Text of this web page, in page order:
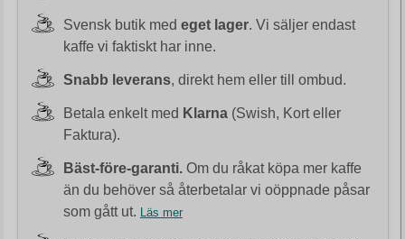
Svensk butik med eget lager. Vi säljer endast
kaffe vi faktiskt har inne.
Snabb leverans, direkt hem eller till ombud.
Betala enkelt med Klarna(Swish, Kort eller
Faktura).
Bäst-före-garanti.Om du råkat köpa mer kaffe
än du behöver så återbetalar vi oöppnade påsar
som gått ut.
Läs mer